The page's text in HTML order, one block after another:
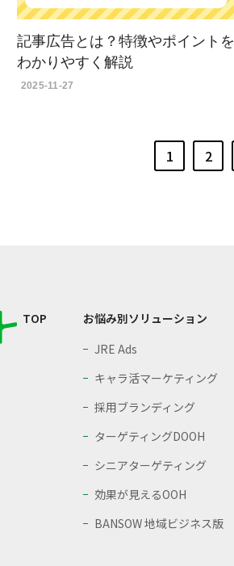
記事広告とは？特徴やポイントを
わかりやすく解説
2025-11-27
1 2
TOP
お悩み別ソリューション
JRE Ads
キャラ活マーケティング
採用ブランディング
ターゲティングDOOH
シニアターゲティング
効果が見えるOOH
BANSOW 地域ビジネス版